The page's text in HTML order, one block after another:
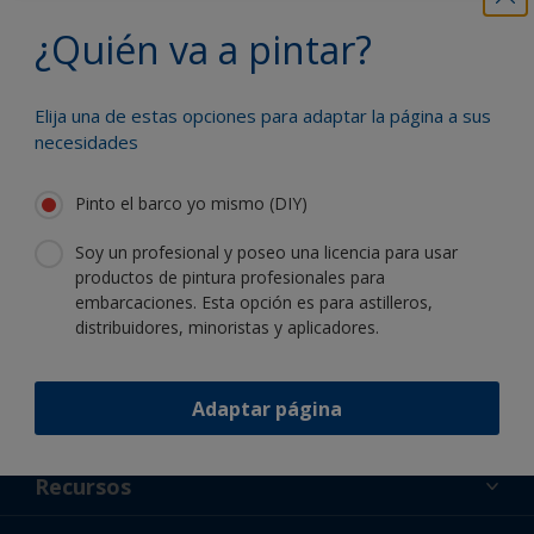
¿Quién va a pintar?
Elija una de estas opciones para adaptar la página a sus
necesidades
Pinto el barco yo mismo (DIY)
Soy un profesional y poseo una licencia para usar
productos de pintura profesionales para
embarcaciones. Esta opción es para astilleros,
distribuidores, minoristas y aplicadores.
Adaptar página
Benefíciese de nuestra continua
innovación y experiencia científica
Apoyo
Acerca de nosotros
Recursos